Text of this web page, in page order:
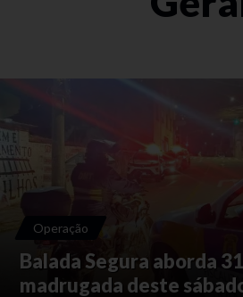
Operação
Balada Segura aborda
madrugada deste